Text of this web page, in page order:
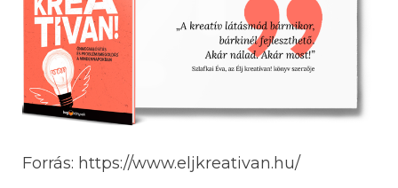
Forrás: https://www.eljkreativan.hu/